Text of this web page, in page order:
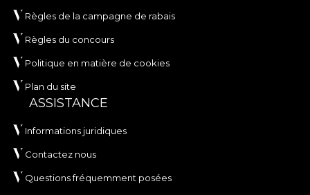
Règles de la campagne de rabais
Règles du concours
Politique en matière de cookies
Plan du site
ASSISTANCE
Informations juridiques
Contactez nous
Questions fréquemment posées